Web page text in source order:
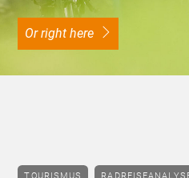
Or right here